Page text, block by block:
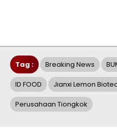
Tag : Breaking News
ID FOOD Jianxi Lemon
Perusahaan Tiongkok